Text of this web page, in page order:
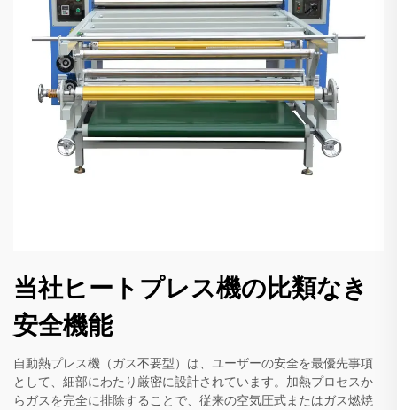
当社ヒートプレス機の比類なき
安全機能
自動熱プレス機（ガス不要型）は、ユーザーの安全を最優先事項
として、細部にわたり厳密に設計されています。加熱プロセスか
らガスを完全に排除することで、従来の空気圧式またはガス燃焼